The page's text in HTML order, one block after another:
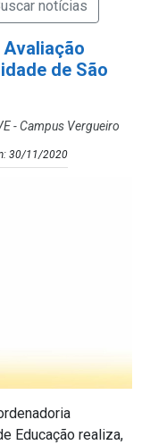
de São
- Campus Vergueiro
30/11/2020
Educação realiza,